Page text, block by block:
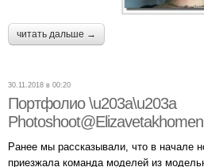
читать дальше →
30.11.2018 в 00:20
Портфолио \u203a\u203a
Ранее мы рассказывали, что в начале
приезжала команда моделей из